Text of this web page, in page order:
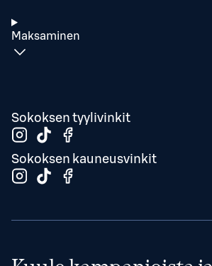
Maksaminen
Sokoksen tyylivinkit
Sokoksen kauneusvinkit